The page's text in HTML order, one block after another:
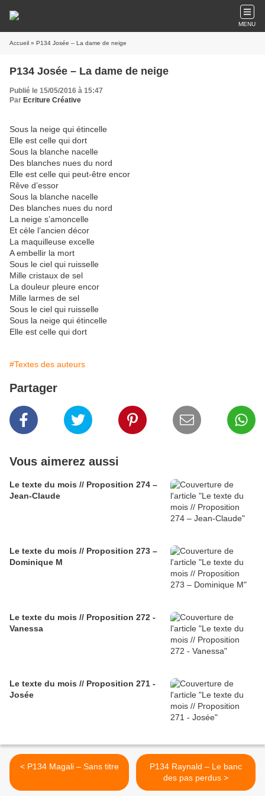
MENU
Accueil » P134 Josée – La dame de neige
P134 Josée – La dame de neige
Publié le 15/05/2016 à 15:47
Par Ecriture Créative
Sous la neige qui étincelle
Elle est celle qui dort
Sous la blanche nacelle
Des blanches nues du nord
Elle est celle qui peut-être encor
Rêve d’essor
Sous la blanche nacelle
Des blanches nues du nord
La neige s’amoncelle
Et cèle l’ancien décor
La maquilleuse excelle
A embellir la mort
Sous le ciel qui ruisselle
Mille cristaux de sel
La douleur pleure encor
Mille larmes de sel
Sous le ciel qui ruisselle
Sous la neige qui étincelle
Elle est celle qui dort
#Textes des auteurs
Partager
Vous aimerez aussi
Le texte du mois // Proposition 274 –
Jean-Claude
Le texte du mois // Proposition 273 –
Dominique M
Le texte du mois // Proposition 272 -
Vanessa
Le texte du mois // Proposition 271 -
Josée
< P134 Magali – Sans titre
P134 Raynald – Le banc
des pas perdus >